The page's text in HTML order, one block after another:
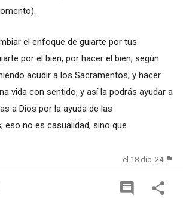
el enfoque de guiarte por tus
por el bien, por hacer el bien, según
acudir a los Sacramentos, y hacer
vida con sentido, y así la podrás ayudar a
a Dios por la ayuda de las
eso no es casualidad, sino que
el 18 dic. 24